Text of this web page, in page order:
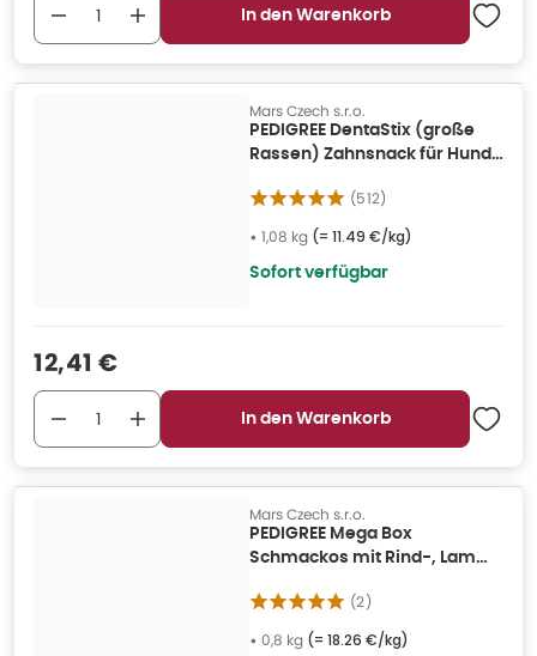
In den Warenkorb
Mars Czech s.r.o.
PEDIGREE DentaStix (große
Rassen) Zahnsnack für Hunde
(512)
• 1,08 kg (= 11.49 €/kg)
Sofort verfügbar
Verkaufspreis
12,41 €
In den Warenkorb
Mars Czech s.r.o.
PEDIGREE Mega Box
Schmackos mit Rind-, Lamm-
g 0,8 kg
(2)
• 0,8 kg (= 18.26 €/kg)